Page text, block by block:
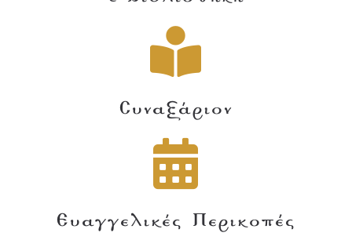
Συναξάριον
Ευαγγελικές Περικοπές